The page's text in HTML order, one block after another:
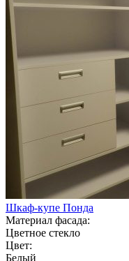
Шкаф-купе Понда
Материал фасада:
Цветное стекло
Цвет:
Белый